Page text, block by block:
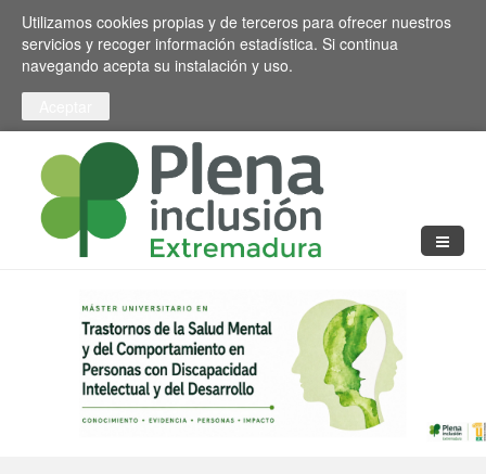
Pasar al contenido principal
Toggle high contrast
Utilizamos cookies propias y de terceros para ofrecer nuestros
servicios y recoger información estadística. Si continua
navegando acepta su instalación y uso.